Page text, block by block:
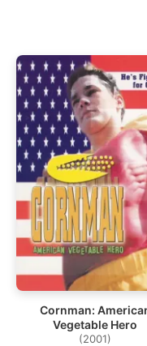
Cornman:
Vegetable Hero
(2001)